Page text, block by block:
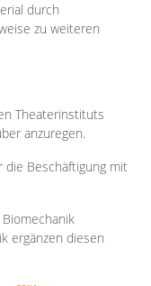
durch
zu weiteren
Theaterinstituts
anzuregen.
die Beschäftigung mit
ergänzen diesen